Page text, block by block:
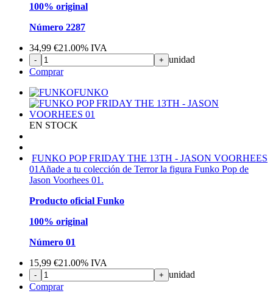
100% original
Número 2287
34,99 €21.00% IVA
- + unidad
Comprar
FUNKO
EN STOCK
FUNKO POP FRIDAY THE 13TH - JASON VOORHEES
01 Añade a tu colección de Terror la figura Funko Pop de
Jason Voorhees 01.
Producto oficial Funko
100% original
Número 01
15,99 €21.00% IVA
- + unidad
Comprar